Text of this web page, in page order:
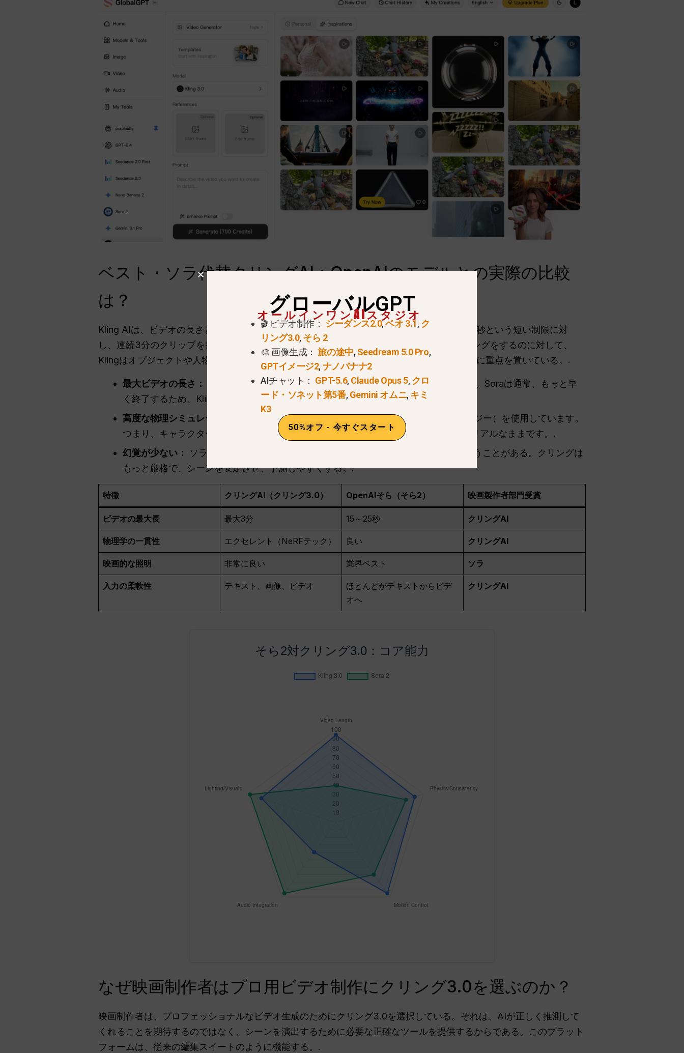
ベスト・ソラ代替クリングAI：OpenAIのモデルとの実際の比較
は？
Kling AIは、ビデオの長さと物理的な一貫性においてOpenAIのSoraに勝っており、Soraの15秒という短い制限に対
し、連続3分のクリップを提供している。Soraが信じられないような映画のようなライティングをするのに対して、
Klingはオブジェクトや人物が時間とともに溶けたり変形したりすることなく自然に動くことに重点を置いている。.
最大ビデオの長さ：
クリング3.0は、3分までの長編ストーリークリップを生成できる。Soraは通常、もっと早
く終了するため、Klingは実際の短編映画に向いている。.
高度な物理シミュレーション：
クリングは高度な3D空間マッピング（NeRFテクノロジー）を使用しています。
つまり、キャラクターが首を回したり、物を落としたりしても、重力と照明は完全にリアルなままです。.
幻覚が少ない：
ソラは時々、シーンにランダムなオブジェクトを間違えて入れてしまうことがある。クリングは
もっと厳格で、シーンを安定させ、予測しやすくする。.
特徴 クリングAI（クリング3.0） OpenAIそら（そら2） 映画製作者部門受賞
ビデオの最大長 最大3分 15～25秒 クリングAI
物理学の一貫性 エクセレント（NeRFテック） 良い クリングAI
映画的な照明 非常に良い 業界ベスト ソラ
入力の柔軟性 テキスト、画像、ビデオ
ほとんどがテキストからビデ
オへ
クリングAI
そら2対クリング3.0：コア能力
なぜ映画制作者はプロ用ビデオ制作にクリング3.0を選ぶのか？
映画制作者は、プロフェッショナルなビデオ生成のためにクリング3.0を選択している。それは、AIが正しく推測して
くれることを期待するのではなく、シーンを演出するために必要な正確なツールを提供するからである。このプラット
フォームは、従来の編集スイートのように機能する。.
グローバルGPT
オールインワンAIスタジオ
🎬 ビデオ制作： シーダンス2.0,ベオ 3.1,ク
リング3.0,そら 2
🎨 画像生成：旅の途中,Seedream 5.0 Pro,
GPTイメージ2,ナノバナナ2
AIチャット： GPT-5.6,Claude Opus 5,クロ
ード・ソネット第5番,Gemini オムニ,キミ
K3
50%オフ - 今すぐスタート